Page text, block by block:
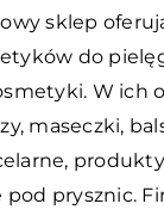
sklep
do
W ich
maseczki,
prysznic.